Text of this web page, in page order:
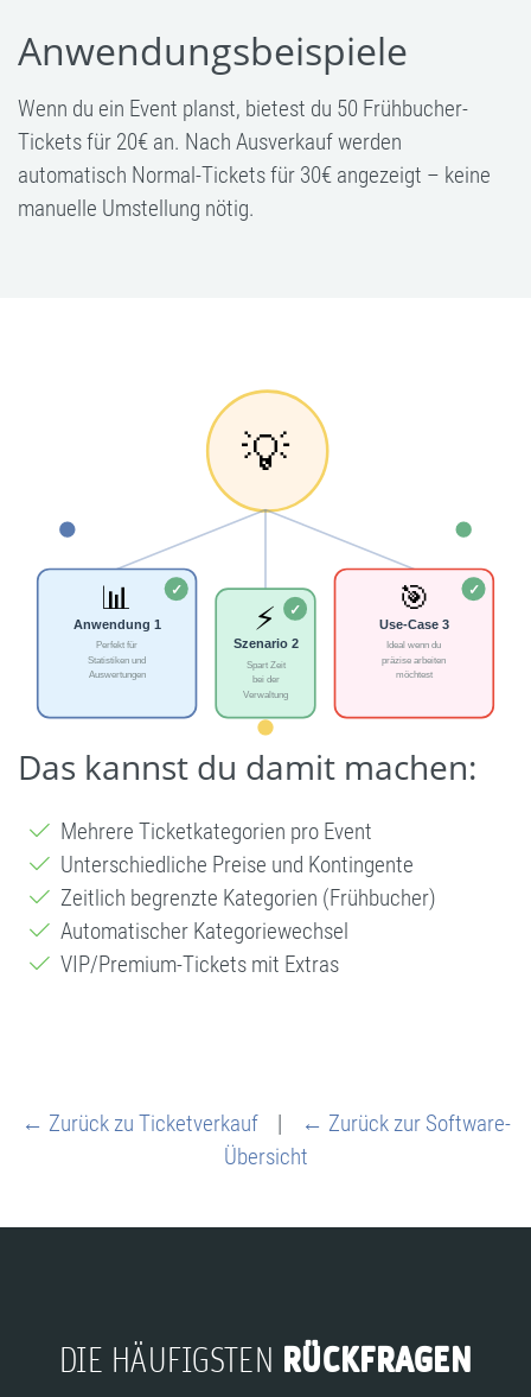
Anwendungsbeispiele
Wenn du ein Event planst, bietest du 50 Frühbucher-
Tickets für 20€ an. Nach Ausverkauf werden
automatisch Normal-Tickets für 30€ angezeigt – keine
manuelle Umstellung nötig.
Das kannst du damit machen:
Mehrere Ticketkategorien pro Event
Unterschiedliche Preise und Kontingente
Zeitlich begrenzte Kategorien (Frühbucher)
Automatischer Kategoriewechsel
VIP/Premium-Tickets mit Extras
← Zurück zu Ticketverkauf |
← Zurück zur Software-
Übersicht
DIE HÄUFIGSTEN RÜCKFRAGEN